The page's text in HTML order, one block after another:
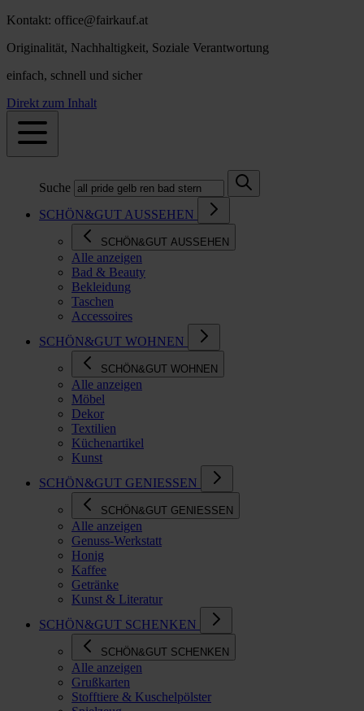
Kontakt: office@fairkauf.at
Originalität, Nachhaltigkeit, Soziale Verantwortung
einfach, schnell und sicher
Direkt zum Inhalt
Suche
SCHÖN&GUT AUSSEHEN
SCHÖN&GUT AUSSEHEN
Alle anzeigen
Bad & Beauty
Bekleidung
Taschen
Accessoires
SCHÖN&GUT WOHNEN
SCHÖN&GUT WOHNEN
Alle anzeigen
Möbel
Dekor
Textilien
Küchenartikel
Kunst
SCHÖN&GUT GENIESSEN
SCHÖN&GUT GENIESSEN
Alle anzeigen
Genuss-Werkstatt
Honig
Kaffee
Getränke
Kunst & Literatur
SCHÖN&GUT SCHENKEN
SCHÖN&GUT SCHENKEN
Alle anzeigen
Grußkarten
Stofftiere & Kuschelpölster